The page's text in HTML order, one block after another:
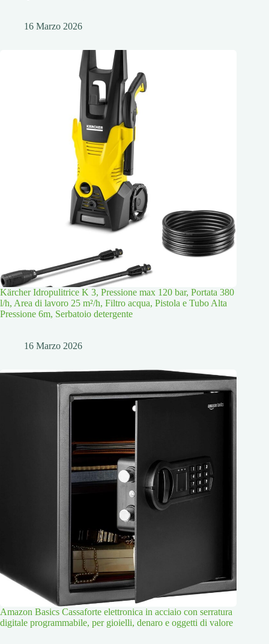
16 Marzo 2026
Kärcher Idropulitrice K 3, Pressione max 120 bar, Portata 380
l/h, Area di lavoro 25 m²/h, Filtro acqua, Pistola e Tubo Alta
Pressione 6m, Serbatoio detergente
16 Marzo 2026
Amazon Basics Cassaforte elettronica in acciaio con serratura
digitale programmabile, per gioielli, denaro e oggetti di valore